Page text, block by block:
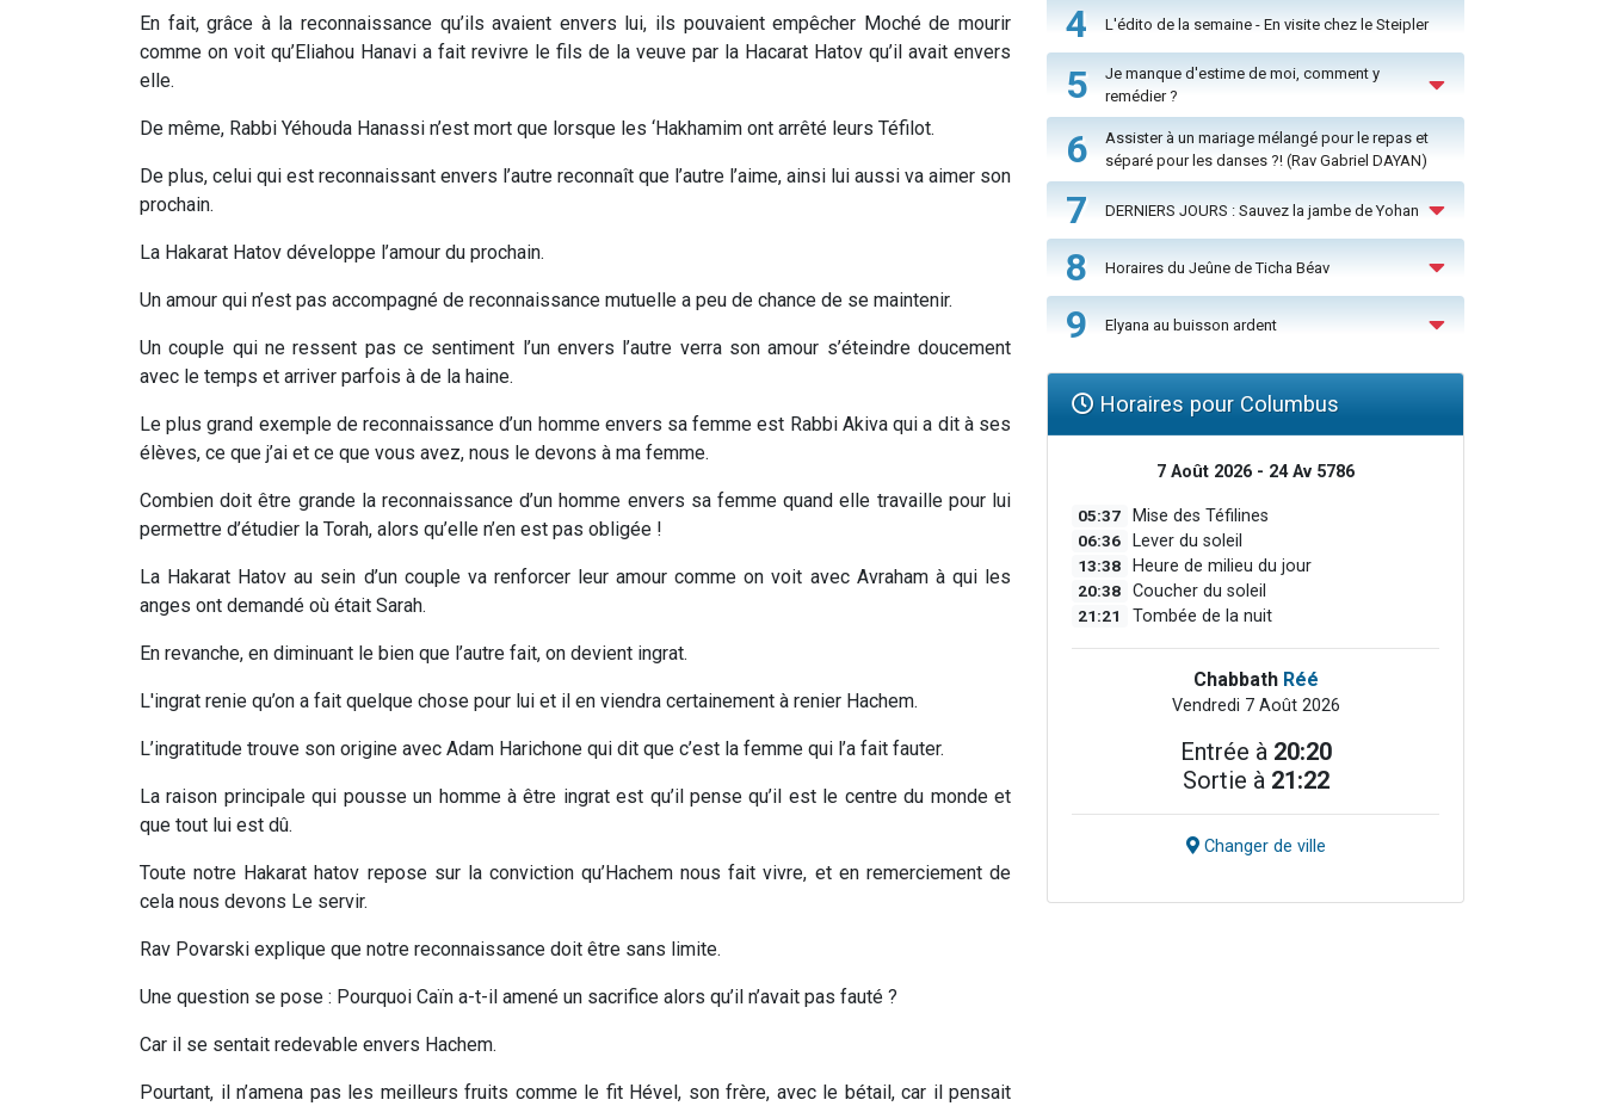
En fait, grâce à la reconnaissance qu’ils avaient envers lui, ils pouvaient empêcher Moché de mourir
comme on voit qu’Eliahou Hanavi a fait revivre le fils de la veuve par la Hacarat Hatov qu’il avait envers
elle.
De même, Rabbi Yéhouda Hanassi n’est mort que lorsque les ‘Hakhamim ont arrêté leurs Téfilot.
De plus, celui qui est reconnaissant envers l’autre reconnaît que l’autre l’aime, ainsi lui aussi va aimer son
prochain.
La Hakarat Hatov développe l’amour du prochain.
Un amour qui n’est pas accompagné de reconnaissance mutuelle a peu de chance de se maintenir.
Un couple qui ne ressent pas ce sentiment l’un envers l’autre verra son amour s’éteindre doucement
avec le temps et arriver parfois à de la haine.
Le plus grand exemple de reconnaissance d’un homme envers sa femme est Rabbi Akiva qui a dit à ses
élèves, ce que j’ai et ce que vous avez, nous le devons à ma femme.
Combien doit être grande la reconnaissance d’un homme envers sa femme quand elle travaille pour lui
permettre d’étudier la Torah, alors qu’elle n’en est pas obligée !
La Hakarat Hatov au sein d’un couple va renforcer leur amour comme on voit avec Avraham à qui les
anges ont demandé où était Sarah.
En revanche, en diminuant le bien que l’autre fait, on devient ingrat.
L'ingrat renie qu’on a fait quelque chose pour lui et il en viendra certainement à renier Hachem.
L’ingratitude trouve son origine avec Adam Harichone qui dit que c’est la femme qui l’a fait fauter.
La raison principale qui pousse un homme à être ingrat est qu’il pense qu’il est le centre du monde et
que tout lui est dû.
Toute notre Hakarat hatov repose sur la conviction qu’Hachem nous fait vivre, et en remerciement de
cela nous devons Le servir.
Rav Povarski explique que notre reconnaissance doit être sans limite.
Une question se pose : Pourquoi Caïn a-t-il amené un sacrifice alors qu’il n’avait pas fauté ?
Car il se sentait redevable envers Hachem.
Pourtant, il n’amena pas les meilleurs fruits comme le fit Hével, son frère, avec le bétail, car il pensait
4 L'édito de la semaine - En visite chez le Steipler
5
Je manque d'estime de moi, comment y
remédier ?
6
Assister à un mariage mélangé pour le repas et
séparé pour les danses ?! (Rav Gabriel DAYAN)
7 DERNIERS JOURS : Sauvez la jambe de Yohan
8 Horaires du Jeûne de Ticha Béav
9 Elyana au buisson ardent
Horaires pour Columbus
7 Août 2026 - 24 Av 5786
05:37 Mise des Téfilines
06:36 Lever du soleil
13:38 Heure de milieu du jour
20:38 Coucher du soleil
21:21 Tombée de la nuit
Chabbath Réé
Vendredi 7 Août 2026
Entrée à 20:20
Sortie à 21:22
Changer de ville